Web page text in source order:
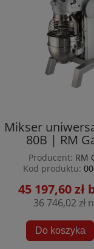
Mikser
80B | RM
Producent: RM
Kod produktu:
45 197,60 zł
36 746,02 zł
Do koszyka